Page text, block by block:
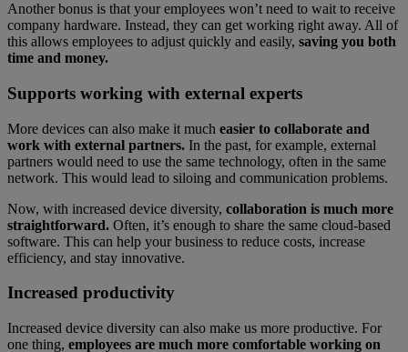
Another bonus is that your employees won’t need to wait to receive
company hardware. Instead, they can get working right away. All of
this allows employees to adjust quickly and easily, saving you both
time and money.
Supports working with external experts
More devices can also make it much easier to collaborate and
work with external partners. In the past, for example, external
partners would need to use the same technology, often in the same
network. This would lead to siloing and communication problems.
Now, with increased device diversity, collaboration is much more
straightforward. Often, it’s enough to share the same cloud-based
software. This can help your business to reduce costs, increase
efficiency, and stay innovative.
Increased productivity
Increased device diversity can also make us more productive. For
one thing, employees are much more comfortable working on